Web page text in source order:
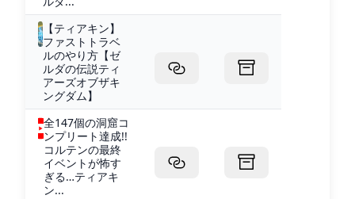
【ティアキン】
ファストトラベ
ルのやり方【ゼ
ルダの伝説ティ
アーズオブザキ
ングダム】
全147個の洞窟コ
ンプリート達成!!
コルテンの最終
イベントが怖す
ぎる…ティアキ
ン...